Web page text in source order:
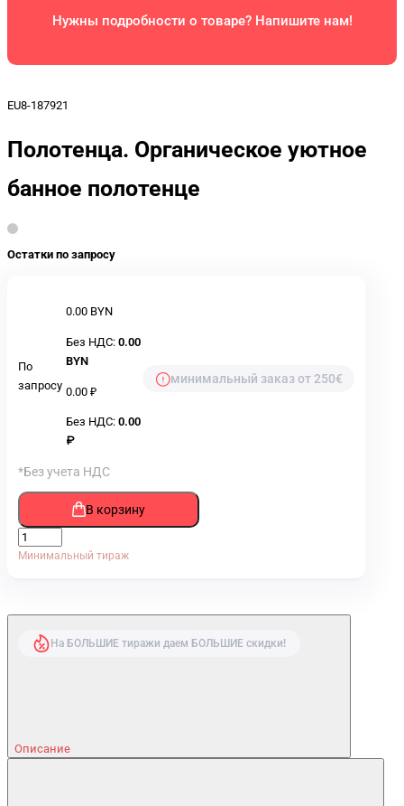
Нужны подробности о товаре? Напишите нам!
EU8-187921
Полотенца. Органическое уютное
банное полотенце
Остатки по запросу
По
запросу
0.00 BYN
Без НДС: 0.00
BYN
0.00 ₽
Без НДС: 0.00
₽
минимальный заказ от 250€
*Без учета НДС
В корзину
Минимальный тираж
На БОЛЬШИЕ тиражи даем БОЛЬШИЕ скидки!
Описание